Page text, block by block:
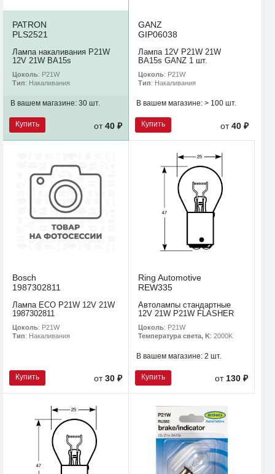
PATRON
PLS2521
Лампа накаливания P21W
12V 21W BA15s
Цоколь: P21W
Тип: Накаливания
В вашем магазине: 30 шт.
Купить от40 ₽
GANZ
GIP06038
Лампа 12V P21W 21W
BA15s GANZ 1 шт.
Цоколь: P21W
Тип: Накаливания
В вашем магазине: > 100 шт.
Купить от40 ₽
Bosch
1987302811
Лампа ECO P21W 12V 21W
1987302811
Цоколь: P21W
Тип: Накаливания
Купить от30 ₽
Ring Automotive
REW335
Автолампы стандартные
12V 21W P21W FLASHER
Цоколь: P21W
Температура света, K: 2000K
В вашем магазине: 2 шт.
Купить от130 ₽